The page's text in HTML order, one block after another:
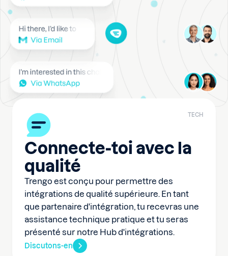
TECH
Connecte-toi avec la
qualité
Trengo est conçu pour permettre des
intégrations de qualité supérieure. En tant
que partenaire d'intégration, tu recevras une
assistance technique pratique et tu seras
présenté sur notre Hub d'intégrations.
Discutons-en